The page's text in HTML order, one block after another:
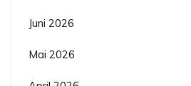
Juni 2026
Mai 2026